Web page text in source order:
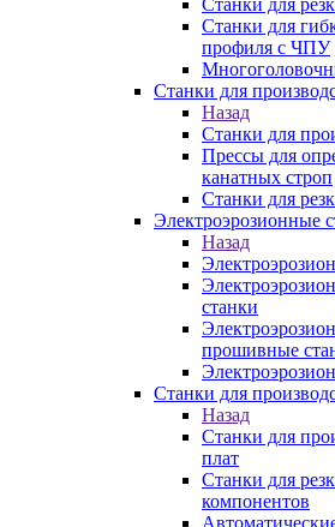
Станки для
Станки для
профиля с ЧПУ
Станки для
Назад
Станки для
Прессы для
канатных строп
Станки для
Электроэрозионные
Назад
станки
прошивные
Станки для
Назад
Станки для
плат
Станки для
компонентов